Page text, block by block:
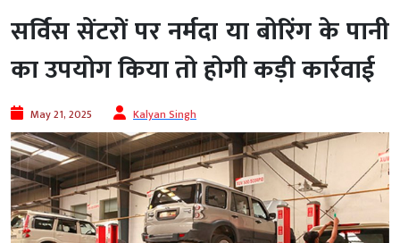
सर्विस सेंटरों पर नर्मदा या बोरिंग के पानी
का उपयोग किया तो होगी कड़ी कार्रवाई
May 21, 2025 Kalyan Singh